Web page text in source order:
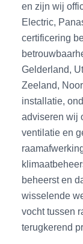
en zijn wij
Electric,
certificering
Gelderland,
Zeeland,
installatie,
adviseren wij
ventilatie en
beheerst en
wisselende
vocht tussen
terugkerend